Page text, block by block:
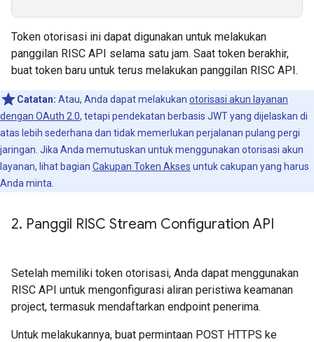
Token otorisasi ini dapat digunakan untuk melakukan
panggilan RISC API selama satu jam. Saat token berakhir,
buat token baru untuk terus melakukan panggilan RISC API.
Catatan: Atau, Anda dapat melakukan otorisasi akun layanan
dengan OAuth 2.0, tetapi pendekatan berbasis JWT yang dijelaskan di
atas lebih sederhana dan tidak memerlukan perjalanan pulang pergi
jaringan. Jika Anda memutuskan untuk menggunakan otorisasi akun
layanan, lihat bagian Cakupan Token Akses untuk cakupan yang harus
Anda minta.
2. Panggil RISC Stream Configuration API
Setelah memiliki token otorisasi, Anda dapat menggunakan
RISC API untuk mengonfigurasi aliran peristiwa keamanan
project, termasuk mendaftarkan endpoint penerima.
Untuk melakukannya, buat permintaan POST HTTPS ke